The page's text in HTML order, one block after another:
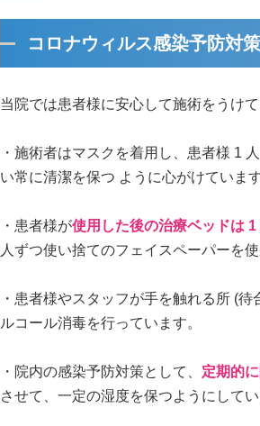
コロナウィルス感染予防対
当院では患者様に安⼼して施術をうけ
・施術者はマスクを着用し、患者様 1
い常に清潔を保つ ように心がけています
・患者様が使用した後の治療ベッドは
⼈ずつ使い捨てのフェイスペーパーを使
・患者様やスタッフが手を触れる所 (
ルコール消毒を⾏っています。
・院内の感染予防対策として、 定期的
させて、一定の湿度を保つようにしてい